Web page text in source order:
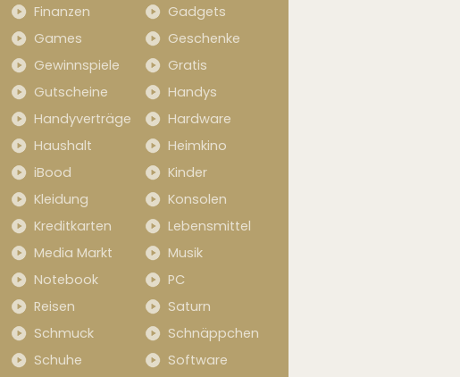
Finanzen
Gadgets
Games
Geschenke
Gewinnspiele
Gratis
Gutscheine
Handys
Handyverträge
Hardware
Haushalt
Heimkino
iBood
Kinder
Kleidung
Konsolen
Kreditkarten
Lebensmittel
Media Markt
Musik
Notebook
PC
Reisen
Saturn
Schmuck
Schnäppchen
Schuhe
Software